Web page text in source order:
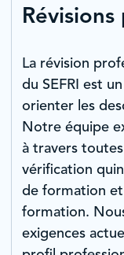
La révision
du SEFRI est
orienter les
Notre équipe
à travers
vérification
de formation
formation.
exigences